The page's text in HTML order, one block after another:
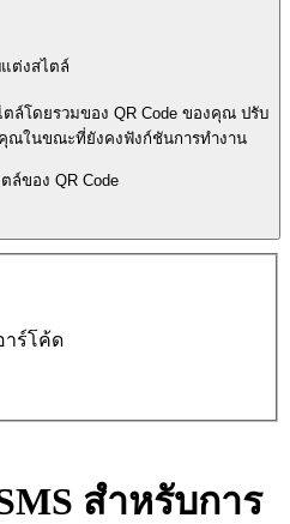
ต่งสไตล์
ล์โดยรวมของ QR Code ของคุณ ปรับ
ณในขณะที่ยังคงฟังก์ชันการทำงาน
ล์ของ QR Code
าร์โค้ด
สำหรับการ